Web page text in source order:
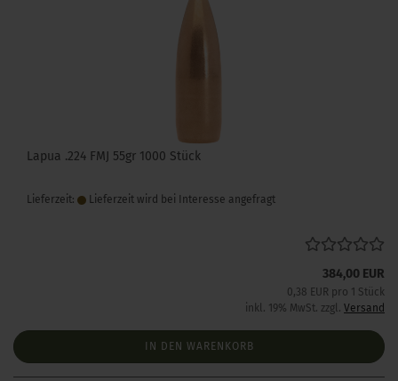
Lapua .224 FMJ 55gr 1000 Stück
Lieferzeit: Lieferzeit wird bei Interesse angefragt
384,00 EUR
0,38 EUR pro 1 Stück
inkl. 19% MwSt. zzgl. Versand
IN DEN WARENKORB